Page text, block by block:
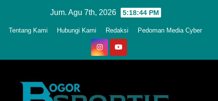
Jum. Agu 7th, 2026 5:18:47 PM
Tentang Kami Hubungi Kami Redaksi Pedoman Media Cyber